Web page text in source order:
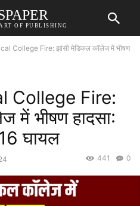
OF PUBLISHING
College Fire: झांसी मेडिकल कॉलेज में भीषण
College Fire:
में भीषण हादसा:
घायल
0
441